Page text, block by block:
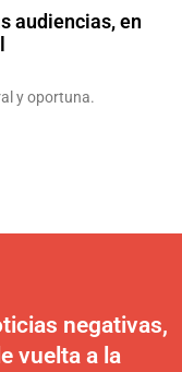
audiencias, en
y oportuna.
negativas,
vuelta a la